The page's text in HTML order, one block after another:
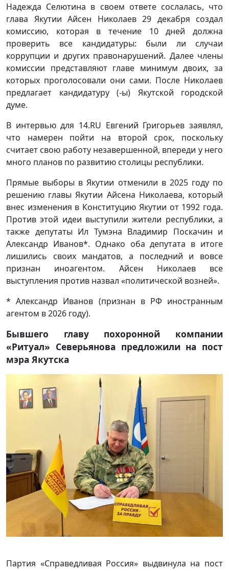
Надежда Селютина в своем ответе сослалась, что
глава Якутии Айсен Николаев 29 декабря создал
комиссию, которая в течение 10 дней должна
проверить все кандидатуры: были ли случаи
коррупции и других правонарушений. Далее члены
комиссии представляют главе минимум двоих, за
которых проголосовали они сами. После Николаев
предлагает кандидатуру (-ы) Якутской городской
думе.
В интервью для 14.RU Евгений Григорьев заявлял,
что намерен пойти на второй срок, поскольку
считает свою работу незавершенной, впереди у него
много планов по развитию столицы республики.
Прямые выборы в Якутии отменили в 2025 году по
решению главы Якутии Айсена Николаева, который
внес изменения в Конституцию Якутии от 1992 года.
Против этой идеи выступили жители республики, а
также депутаты Ил Тумэна Владимир Поскачин и
Александр Иванов*. Однако оба депутата в итоге
лишились своих мандатов, а последний и вовсе
признан иноагентом. Айсен Николаев все
выступления против назвал «политической возней».
* Александр Иванов (признан в РФ иностранным
агентом в 2026 году).
Бывшего главу похоронной компании
«Ритуал» Северьянова предложили на пост
мэра Якутска
Партия «Справедливая Россия» выдвинула на пост